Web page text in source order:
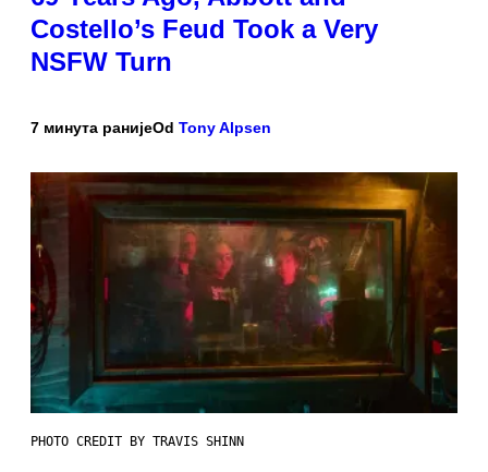
Costello’s Feud Took a Very
NSFW Turn
7 минута ранијеOd Tony Alpsen
PHOTO CREDIT BY TRAVIS SHINN